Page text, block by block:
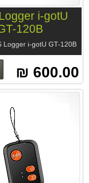
i-gotU
120B
600.00 ₪